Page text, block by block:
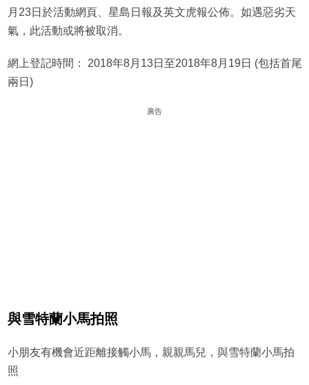
月23日於活動網頁、星島日報及英文虎報公佈。如遇惡劣天
氣，此活動或將被取消。
網上登記時間： 2018年8月13日至2018年8月19日 (包括首尾
兩日)
廣告
與雪特蘭小馬拍照
小朋友有機會近距離接觸小馬，親親馬兒，與雪特蘭小馬拍
照